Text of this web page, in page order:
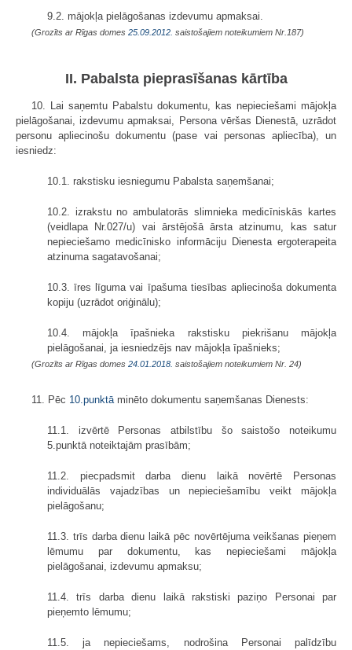
9.2. mājokļa pielāgošanas izdevumu apmaksai.
(Grozīts ar Rīgas domes 25.09.2012. saistošajiem noteikumiem Nr.187)
II. Pabalsta pieprasīšanas kārtība
10. Lai saņemtu Pabalstu dokumentu, kas nepieciešami mājokļa
pielāgošanai, izdevumu apmaksai, Persona vēršas Dienestā, uzrādot
personu apliecinošu dokumentu (pase vai personas apliecība), un
iesniedz:
10.1. rakstisku iesniegumu Pabalsta saņemšanai;
10.2. izrakstu no ambulatorās slimnieka medicīniskās kartes
(veidlapa Nr.027/u) vai ārstējošā ārsta atzinumu, kas satur
nepieciešamo medicīnisko informāciju Dienesta ergoterapeita
atzinuma sagatavošanai;
10.3. īres līguma vai īpašuma tiesības apliecinoša dokumenta
kopiju (uzrādot oriģinālu);
10.4. mājokļa īpašnieka rakstisku piekrišanu mājokļa
pielāgošanai, ja iesniedzējs nav mājokļa īpašnieks;
(Grozīts ar Rīgas domes 24.01.2018. saistošajiem noteikumiem Nr. 24)
11. Pēc 10.punktā minēto dokumentu saņemšanas Dienests:
11.1. izvērtē Personas atbilstību šo saistošo noteikumu
5.punktā noteiktajām prasībām;
11.2. piecpadsmit darba dienu laikā novērtē Personas
individuālās vajadzības un nepieciešamību veikt mājokļa
pielāgošanu;
11.3. trīs darba dienu laikā pēc novērtējuma veikšanas pieņem
lēmumu par dokumentu, kas nepieciešami mājokļa
pielāgošanai, izdevumu apmaksu;
11.4. trīs darba dienu laikā rakstiski paziņo Personai par
pieņemto lēmumu;
11.5. ja nepieciešams, nodrošina Personai palīdzību